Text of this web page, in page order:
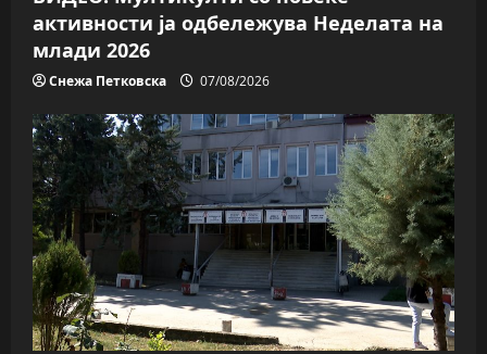
активности ја одбележува Неделата на
млади 2026
Снежа Петковска 07/08/2026